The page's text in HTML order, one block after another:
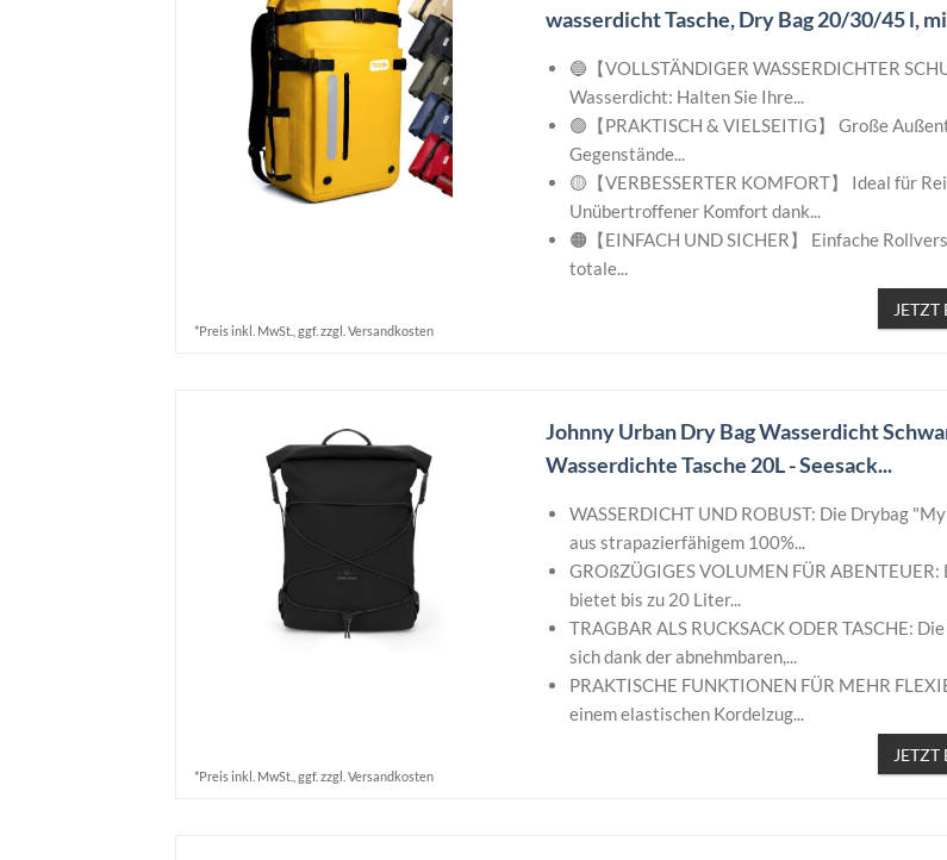
wasserdicht Tasche, Dry Bag 20/30/45 l,
🔵【VOLLSTÄNDIGER WASSERDICHTER
Wasserdicht: Halten Sie Ihre...
🟢【PRAKTISCH & VIELSEITIG】 Große
Gegenstände...
🟡【VERBESSERTER KOMFORT】 Ideal für
Unübertroffener Komfort dank...
🟠【EINFACH UND SICHER】 Einfache
totale...
JETZT
*Preis inkl. MwSt., ggf. zzgl. Versandkosten
Johnny Urban Dry Bag Wasserdicht
Wasserdichte Tasche 20L - Seesack...
WASSERDICHT UND ROBUST: Die Drybag
aus strapazierfähigem 100%...
GROßZÜGIGES VOLUMEN FÜR
bietet bis zu 20 Liter...
TRAGBAR ALS RUCKSACK ODER TASCHE:
sich dank der abnehmbaren,...
PRAKTISCHE FUNKTIONEN FÜR MEHR
einem elastischen Kordelzug...
JETZT
*Preis inkl. MwSt., ggf. zzgl. Versandkosten